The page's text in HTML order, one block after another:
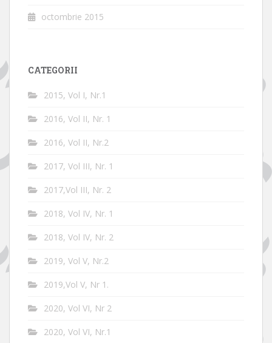
octombrie 2015
CATEGORII
2015, Vol I, Nr.1
2016, Vol II, Nr. 1
2016, Vol II, Nr.2
2017, Vol III, Nr. 1
2017,Vol III, Nr. 2
2018, Vol IV, Nr. 1
2018, Vol IV, Nr. 2
2019, Vol V, Nr.2
2019,Vol V, Nr 1.
2020, Vol VI, Nr 2
2020, Vol VI, Nr.1